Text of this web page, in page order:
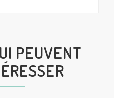
PEUVENT